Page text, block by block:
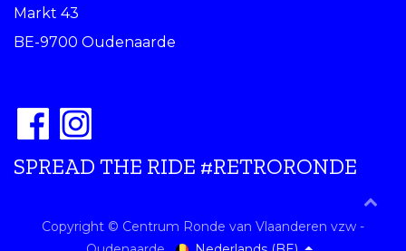
Markt 43
BE-9700 Oudenaarde
SPREAD THE RIDE #RETRORONDE
Copyright © Centrum Ronde van Vlaanderen vzw -